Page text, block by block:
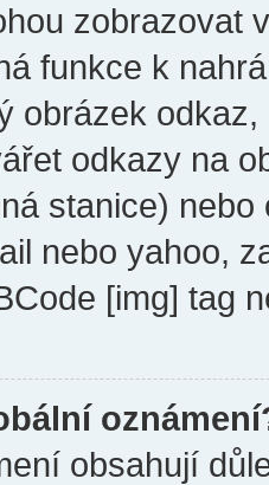
zobrazovat
funkce k
obrázek
odkazy na
stanice)
nebo yahoo,
[img] tag
obsahují